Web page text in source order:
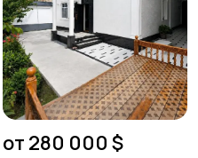
от 280 000 $